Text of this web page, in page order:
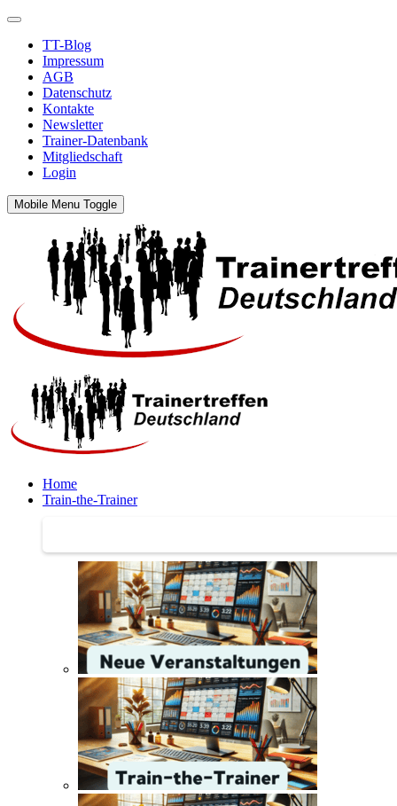
TT-Blog
Impressum
AGB
Datenschutz
Kontakte
Newsletter
Trainer-Datenbank
Mitgliedschaft
Login
Mobile Menu Toggle
Home
Train-the-Trainer